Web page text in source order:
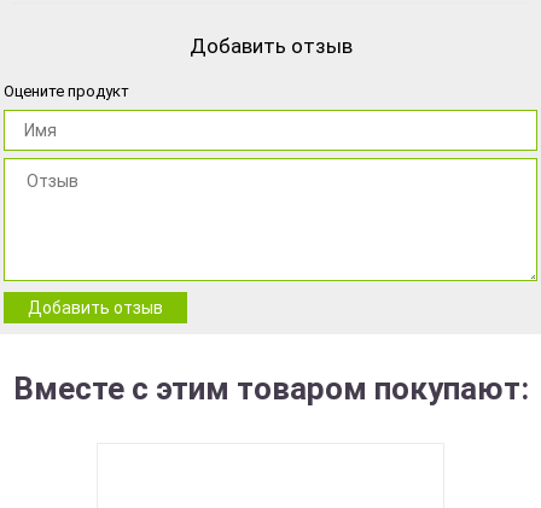
Добавить отзыв
Оцените продукт
Добавить отзыв
Вместе с этим товаром покупают: